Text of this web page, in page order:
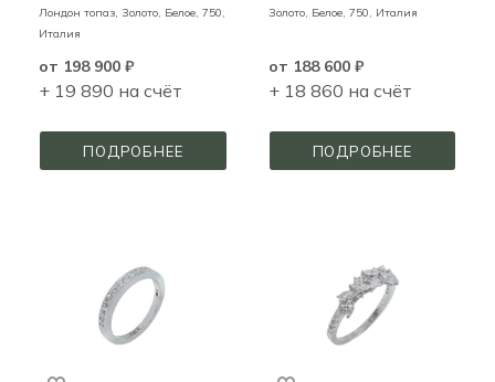
Лондон топаз, Золото, Белое, 750,
Италия
от 198 900 ₽
+ 19 890 на счёт
ПОДРОБНЕЕ
Золото, Белое, 750, Италия
от 188 600 ₽
+ 18 860 на счёт
ПОДРОБНЕЕ